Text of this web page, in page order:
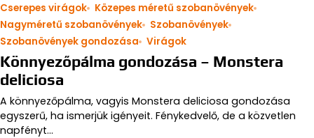
Cserepes virágok
Közepes méretű szobanövények
Nagyméretű szobanövények
Szobanövények
Szobanövények gondozása
Virágok
Könnyezőpálma gondozása – Monstera
deliciosa
A könnyezőpálma, vagyis Monstera deliciosa gondozása
egyszerű, ha ismerjük igényeit. Fénykedvelő, de a közvetlen
napfényt…